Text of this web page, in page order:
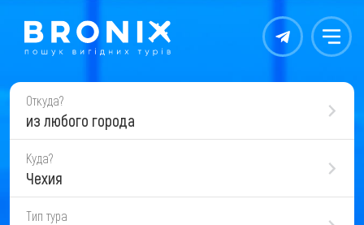
Контакты Меню
Откуда?
из любого города
Куда?
Чехия
Тип тура